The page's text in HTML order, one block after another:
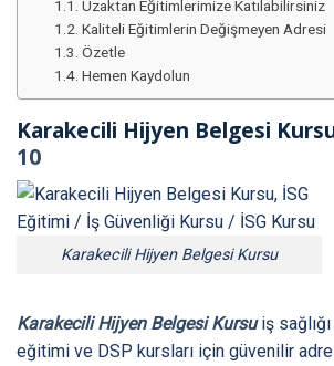
Uzaktan Eğitimlerimize Katılabilirsiniz
Kaliteli Eğitimlerin Değişmeyen Adresi
Özetle
Hemen Kaydolun
Karakecili Hijyen Belgesi
10
Karakecili Hijyen Belgesi Kursu
Karakecili Hijyen Belgesi Kursuiş
eğitimi ve DSP kursları için güvenilir